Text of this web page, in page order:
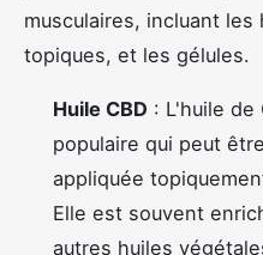
musculaires, incluant les
topiques, et les gélules.
Huile CBD : L'huile de
populaire qui peut
appliquée
Elle est souvent
autres huiles